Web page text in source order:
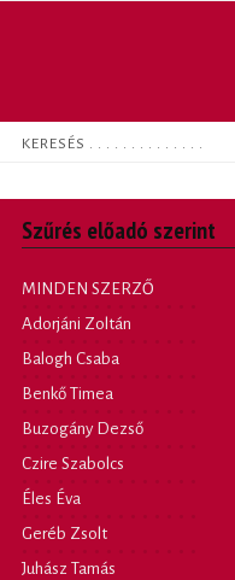
Keresés
Szűrés előadó szerint
MINDEN SZERZŐ
Adorjáni Zoltán
Balogh Csaba
Benkő Timea
Buzogány Dezső
Czire Szabolcs
Éles Éva
Geréb Zsolt
Juhász Tamás